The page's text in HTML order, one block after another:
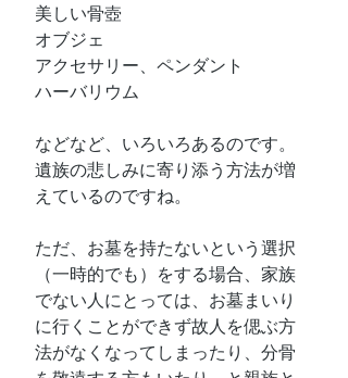
美しい骨壺
オブジェ
アクセサリー、ペンダント
ハーバリウム
などなど、いろいろあるのです。
遺族の悲しみに寄り添う方法が増
えているのですね。
ただ、お墓を持たないという選択
（一時的でも）をする場合、家族
でない人にとっては、お墓まいり
に行くことができず故人を偲ぶ方
法がなくなってしまったり、分骨